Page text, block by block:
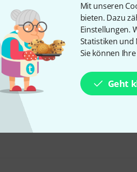
Mit unseren
bieten. Dazu
Einstellungen.
Statistiken und
Sie können
Geht